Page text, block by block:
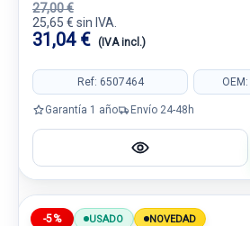
27,00 €
25,65 € sin IVA.
31,04 € (IVA incl.)
Ref: 6507464
Garantía 1 año Envío 24-48h
-5% USADO NOVEDAD